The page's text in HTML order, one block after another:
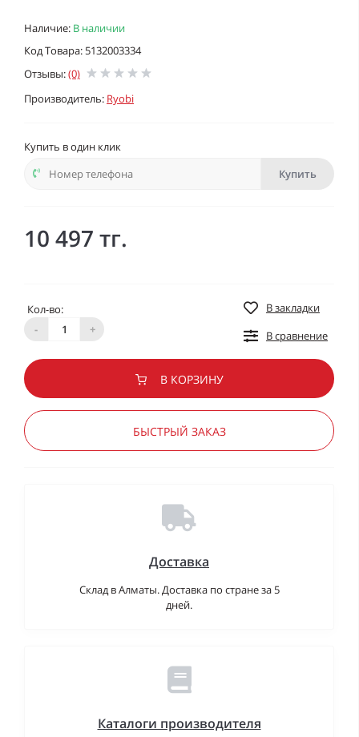
Наличие: В наличии
Код Товара: 5132003334
Отзывы:(0)
Производитель: Ryobi
Купить в один клик
Купить
10 497 тг.
Кол-во:
-
+
В закладки
В сравнение
В КОРЗИНУ
БЫСТРЫЙ ЗАКАЗ
Доставка
Склад в Алматы. Доставка по стране за 5
дней.
Каталоги производителя